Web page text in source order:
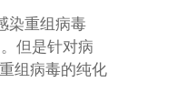
染重组病毒
但是针对病
组病毒的纯化